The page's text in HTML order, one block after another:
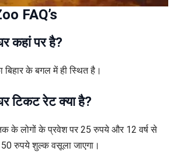
FAQ’s
कहां पर है?
के बगल में ही स्थित है।
टिकट रेट क्या है?
के लोगों के प्रवेश पर 25 रुपये और 12 वर्ष से
रुपये शुल्क वसूला जाएगा।